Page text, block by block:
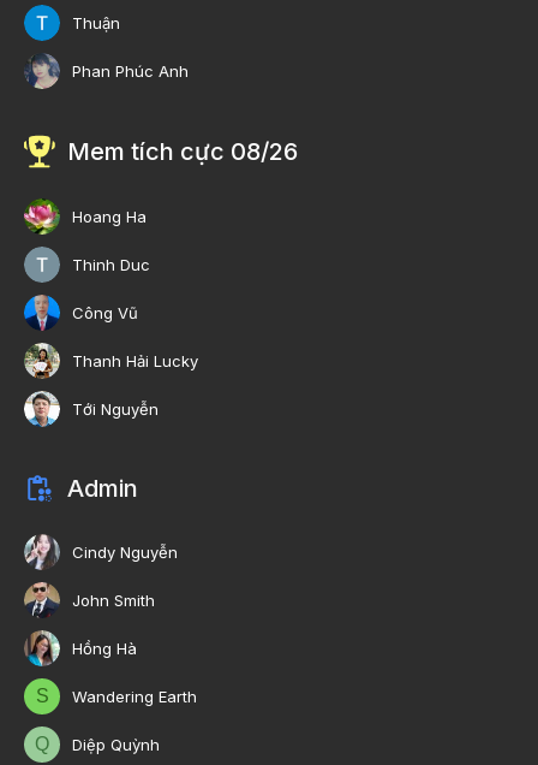
Thuận
Phan Phúc Anh
Mem tích cực 08/26
Hoang Ha
Thinh Duc
Công Vũ
Thanh Hải Lucky
Tới Nguyễn
Admin
Cindy Nguyễn
John Smith
Hồng Hà
S Wandering Earth
Q Diệp Quỳnh